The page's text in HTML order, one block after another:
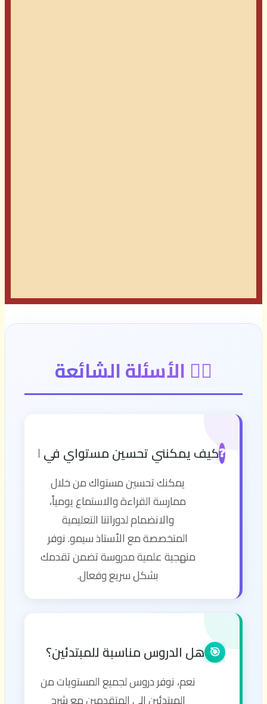
🙋‍♂️ الأسئلة الشائعة
❓كيف يمكنني تحسين مستواي في اللغة
يمكنك تحسين مستواك من خلال
ممارسة القراءة والاستماع يومياً،
والانضمام لدوراتنا التعليمية
المتخصصة مع الأستاذ سيمو. نوفر
منهجية علمية مدروسة تضمن تقدمك
بشكل سريع وفعال.
🎯 هل الدروس مناسبة للمبتدئين؟
نعم، نوفر دروس لجميع المستويات من
المبتدئين إلى المتقدمين مع شرح